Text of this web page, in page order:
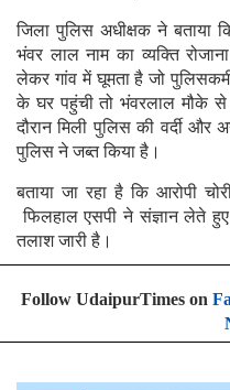
जिला पुलिस अधीक्षक ने बताया
भंवर लाल नाम का व्यक्ति
लेकर गांव में घूमता है जो
के घर पहुंची तो भंवरलाल मौके
दौरान मिली पुलिस की वर्दी
पुलिस ने जब्त किया है।
बताया जा रहा है कि आरोपी
फिलहाल एसपी ने संज्ञान लेते
तलाश जारी है।
Follow UdaipurTimes on